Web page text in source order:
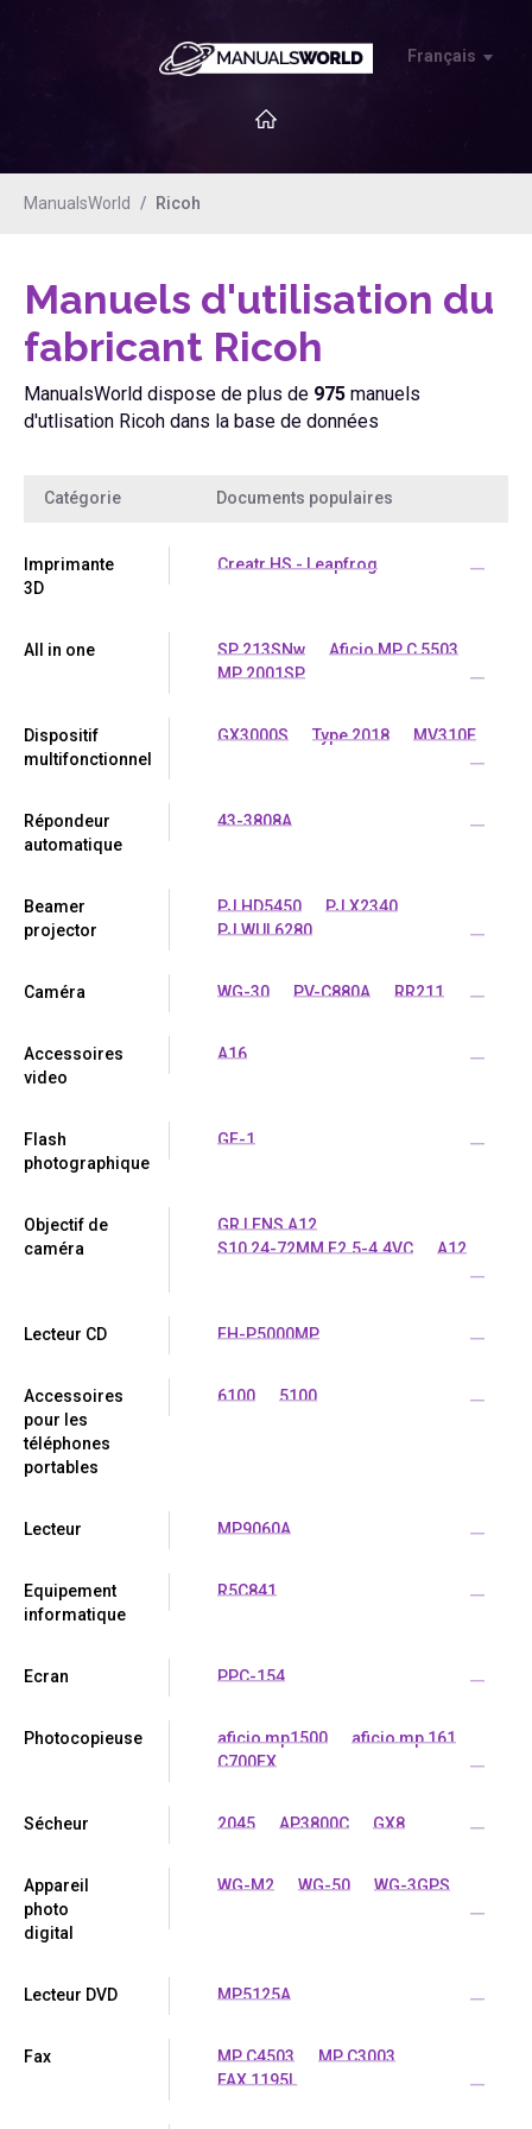
Français
ManualsWorld Ricoh
Manuels d'utilisation du
fabricant Ricoh
ManualsWorld dispose de plus de 975 manuels
d'utlisation Ricoh dans la base de données
Catégorie Documents populaires
Imprimante
3D
Creatr HS - Leapfrog ...
All in one SP 213SNw
Aficio MP C 5503
MP 2001SP
...
Dispositif
multifonctionnel
GX3000S Type 2018
MV310E
...
Répondeur
automatique
43-3808A ...
Beamer
projector
PJ HD5450
PJ X2340
PJ WUL6280
...
Caméra WG-30 PV-C880A RR211 ...
Accessoires
video
A16 ...
Flash
photographique
GF-1 ...
Objectif de
caméra
GR LENS A12
S10 24-72MM F2.5-4.4VC
A12
...
Lecteur CD FH-P5000MP ...
Accessoires
pour les
téléphones
portables
6100 5100 ...
Lecteur MP9060A ...
Equipement
informatique
R5C841 ...
Ecran PPC-154 ...
Photocopieuse aficio mp1500
aficio mp 161
C700EX
...
Sécheur 2045 AP3800C GX8 ...
Appareil
photo
digital
WG-M2 WG-50
WG-3GPS
...
Lecteur DVD MP5125A ...
Fax MP C4503
MP C3003
FAX 1195L
...